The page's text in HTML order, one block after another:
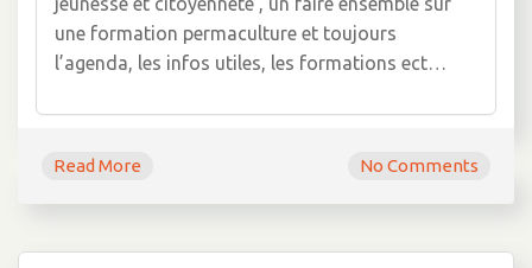
une formation permaculture et toujours
l’agenda, les infos utiles, les formations ect…
Read More No Comments